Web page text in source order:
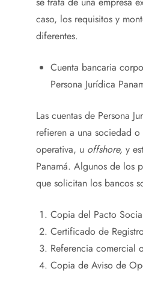
caso, los requisitos y
diferentes.
Cuenta bancaria
Persona Jurídica
Las cuentas de Persona
refieren a una sociedad o
operativa, u offshore, y
Panamá. Algunos de los
que solicitan los bancos
Copia del Pacto
Certificado de
Referencia comercial
Copia de Aviso de